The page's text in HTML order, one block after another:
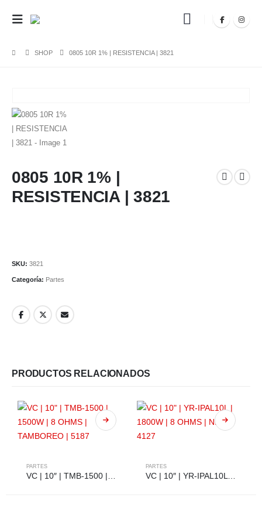
SHOP 0805 10R 1% | RESISTENCIA | 3821
0805 10R 1% |
RESISTENCIA | 3821
SKU: 3821
Categoría: Partes
PRODUCTOS RELACIONADOS
PARTES PARTES